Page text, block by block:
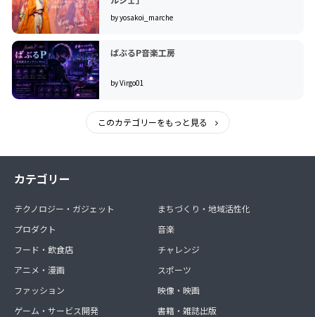
by yosakoi_marche
ばぶるP音楽工房
by Virgo01
このカテゴリーをもっと見る
カテゴリー
テクノロジー・ガジェット
プロダクト
フード・飲食店
アニメ・漫画
ファッション
ゲーム・サービス開発
まちづくり・地域活性化
音楽
チャレンジ
スポーツ
映像・映画
書籍・雑誌出版